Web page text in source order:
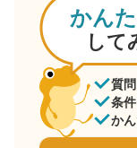
かん
して
質
条
か